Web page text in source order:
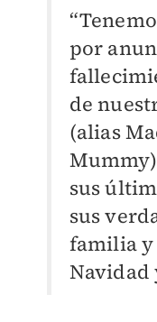
por
de
(alias
sus
sus
familia y
Navidad